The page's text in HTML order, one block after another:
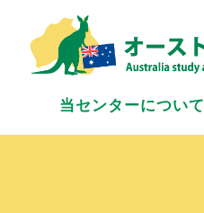
当センターについて